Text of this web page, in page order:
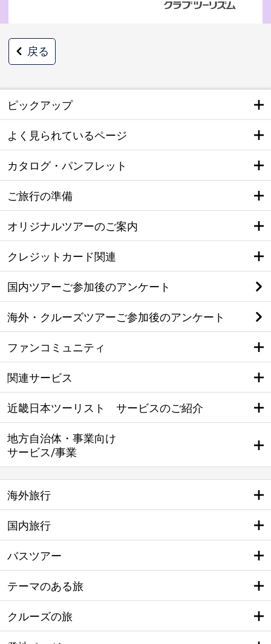
戻る
ピックアップ
よく見られているページ
カタログ・パンフレット
ご旅行の準備
オリジナルツアーのご案内
クレジットカード関連
国内ツアーご参加後のアンケート
海外・クルーズツアーご参加後のアンケート
ファンコミュニティ
関連サービス
近畿日本ツーリスト サービスのご紹介
地方自治体・事業向け
サービス/事業
海外旅行
国内旅行
バスツアー
テーマのある旅
クルーズの旅